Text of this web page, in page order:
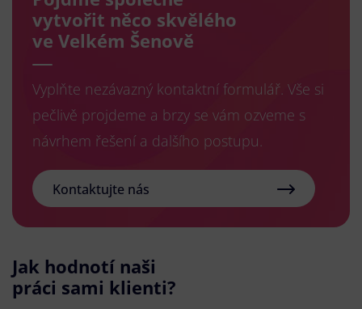
vytvořit něco skvělého
ve Velkém Šenově
Vyplňte nezávazný kontaktní formulář. Vše si
pečlivě projdeme a brzy se vám ozveme s
návrhem řešení a dalšího postupu.
Kontaktujte nás
Jak hodnotí naši
práci sami klienti?